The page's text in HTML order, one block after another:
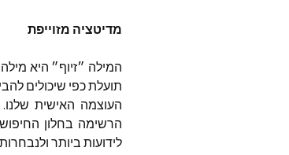
מדיטציה מזוייפת
המילה ״זיוף״ היא מילה
תועלתכפי שיכולים
העוצמה האישית שלנו.
הרשימה בחלון החיפוש
לידועות ביותר ולנבחרות